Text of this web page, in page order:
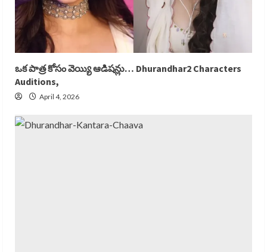
ఒక పాత్ర కోసం వెయ్యి ఆడిషన్లు… Dhurandhar2 Characters
Auditions,
April 4, 2026